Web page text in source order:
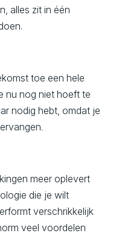
alles zit in één
toe een hele
nu nog niet hoeft te
nodig hebt, omdat je
meer oplevert
die je wilt
verschrikkelijk
veel voordelen